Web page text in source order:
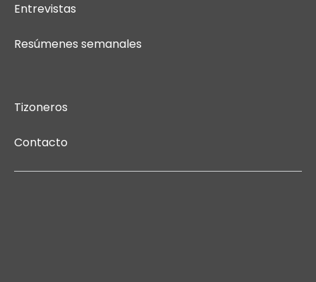
Entrevistas
Resúmenes semanales
Tizoneros
Contacto